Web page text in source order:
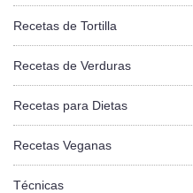
Recetas de Tortilla
Recetas de Verduras
Recetas para Dietas
Recetas Veganas
Técnicas